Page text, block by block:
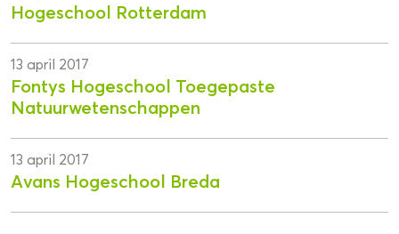
Hogeschool Rotterdam
13 april 2017
Fontys Hogeschool Toegepaste
Natuurwetenschappen
13 april 2017
Avans Hogeschool Breda